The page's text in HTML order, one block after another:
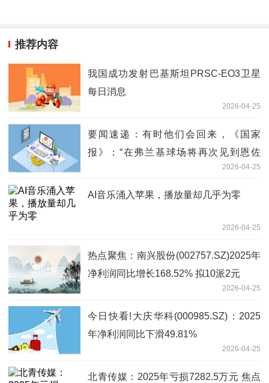
推荐内容
我国成功发射巴基斯坦PRSC-EO3卫星
每日消息
2026-04-25
要闻速递：有时他们会回来，《国家
报》：“在弗兰基球场将再次见到恩佐
2026-04-25
AI音乐涌入苹果，播放量却几乎为零
2026-04-25
热点聚焦：南兴股份(002757.SZ)2025年
净利润同比增长168.52% 拟10派2元
2026-04-25
今日快看!大庆华科(000985.SZ)：2025
年净利润同比下滑49.81%
2026-04-25
北青传媒：2025年亏损7282.5万元 焦点